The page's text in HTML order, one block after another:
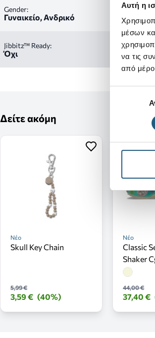
Αυτή η
μέσων
να τις
από
Gender:
Γυναικείο, Ανδρικό
Jibbitz™ Ready:
Όχι
Δείτε ακόμη
Νέο
Skull Key Chain
5,99 €
3,59 € (40%)
Νέο
Classic
Shaker
44,00 €
37,40 €